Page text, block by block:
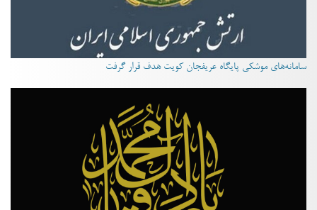
سامانه‌های موشکی پایگاه عریفجان کویت هدف قرار گرفت